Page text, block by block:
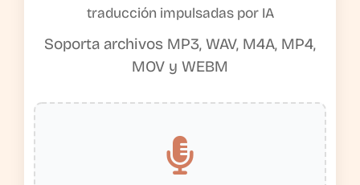
traducción impulsadas por IA
Soporta archivos MP3, WAV, M4A, MP4,
MOV y WEBM